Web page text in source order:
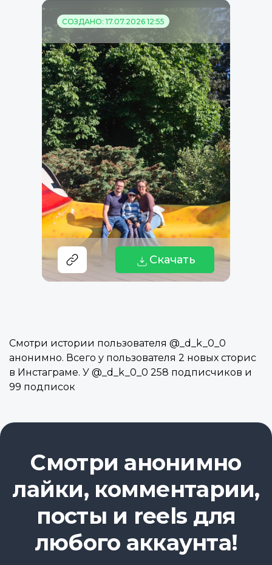
СОЗДАНО: 17.07.2026 12:55
Скачать
Смотри истории пользователя @_d_k_0_0
анонимно. Всего у пользователя 2 новых сторис
в Инстаграме. У @_d_k_0_0 258 подписчиков и
99 подписок
Смотри анонимно
лайки, комментарии,
посты и reels для
любого аккаунта!